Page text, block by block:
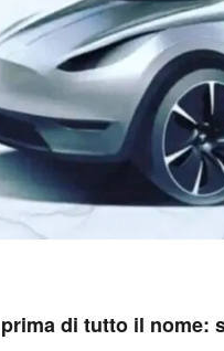
di tutto il nome: